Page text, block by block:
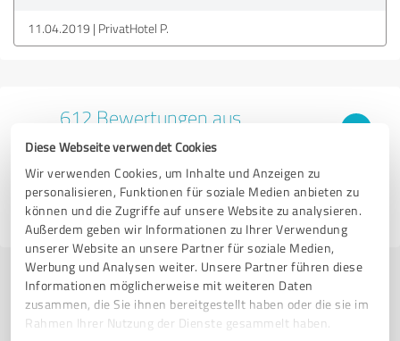
Diese Webseite verwendet Cookies
Wir verwenden Cookies, um Inhalte und Anzeigen zu
personalisieren, Funktionen für soziale Medien anbieten zu
können und die Zugriffe auf unsere Website zu analysieren.
Außerdem geben wir Informationen zu Ihrer Verwendung
unserer Website an unsere Partner für soziale Medien,
Werbung und Analysen weiter. Unsere Partner führen diese
Informationen möglicherweise mit weiteren Daten
zusammen, die Sie ihnen bereitgestellt haben oder die sie im
Rahmen Ihrer Nutzung der Dienste gesammelt haben.
11.04.2019 PrivatHotel P.
612 Bewertungen aus
2 anderen Quellen
5,00 von 5
SEHR GUT
Jetzt bewerten
Profil teilen